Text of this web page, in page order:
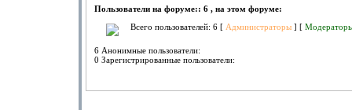
Пользователи на форуме:: 6 , на этом форуме:
Всего пользователей: 6 [ Администраторы ] [
6 Анонимные пользователи:
0 Зарегистрированные пользователи: